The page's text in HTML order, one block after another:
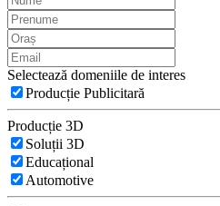
Selectează domeniile de interes
Producție Publicitară
Producție 3D
Soluții 3D
Educațional
Automotive